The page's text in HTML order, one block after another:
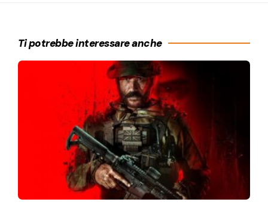
Ti potrebbe interessare anche